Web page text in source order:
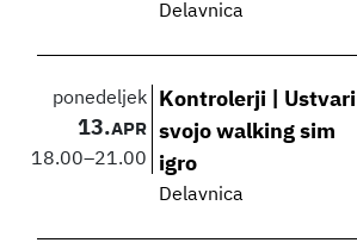
Delavnica
ponedeljek
13.APR
18.00–21.00
Kontrolerji | Ustvari
svojo walking sim
igro
Delavnica